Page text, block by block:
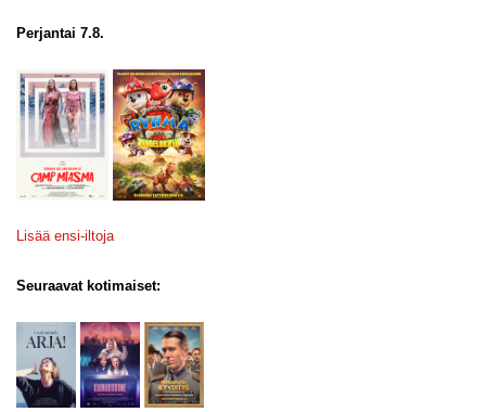
Perjantai 7.8.
Lisää ensi-iltoja
Seuraavat kotimaiset: